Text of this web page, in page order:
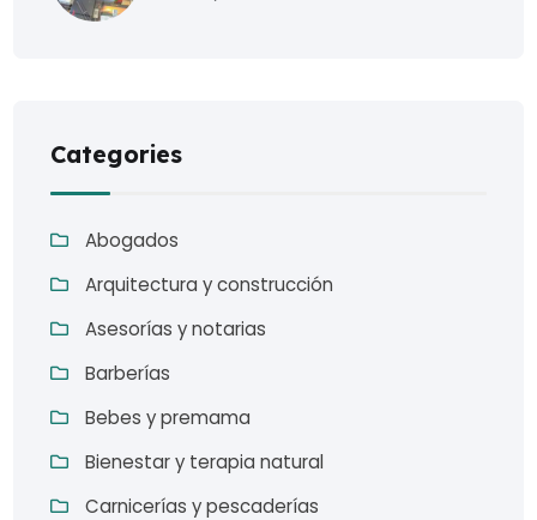
Categories
Abogados
Arquitectura y construcción
Asesorías y notarias
Barberías
Bebes y premama
Bienestar y terapia natural
Carnicerías y pescaderías